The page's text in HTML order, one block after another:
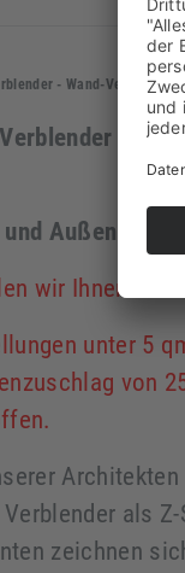
- Wand-
RS-
Außenbereich
wir Ihnen ein
unter 5
von
als
zeichnen